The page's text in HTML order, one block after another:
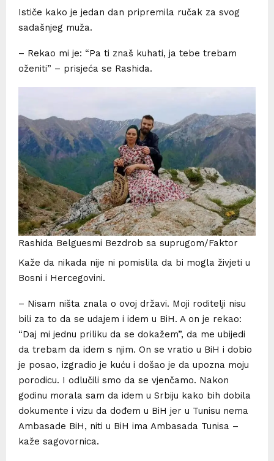
Ističe kako je jedan dan pripremila ručak za svog
sadašnjeg muža.
– Rekao mi je: “Pa ti znaš kuhati, ja tebe trebam
oženiti” – prisjeća se Rashida.
Rashida Belguesmi Bezdrob sa suprugom/Faktor
Kaže da nikada nije ni pomislila da bi mogla živjeti u
Bosni i Hercegovini.
– Nisam ništa znala o ovoj državi. Moji roditelji nisu
bili za to da se udajem i idem u BiH. A on je rekao:
“Daj mi jednu priliku da se dokažem”, da me ubijedi
da trebam da idem s njim. On se vratio u BiH i dobio
je posao, izgradio je kuću i došao je da upozna moju
porodicu. I odlučili smo da se vjenčamo. Nakon
godinu morala sam da idem u Srbiju kako bih dobila
dokumente i vizu da dođem u BiH jer u Tunisu nema
Ambasade BiH, niti u BiH ima Ambasada Tunisa –
kaže sagovornica.